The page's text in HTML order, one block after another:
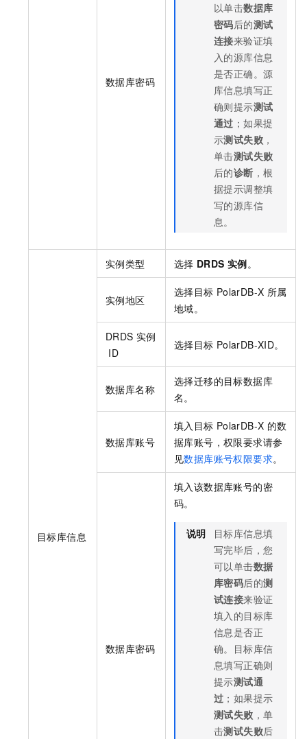
数据库密码
以单击数据库
密码后的测试
连接来验证填
入的源库信息
是否正确。源
库信息填写正
确则提示测试
通过 ；如果提
示测试失败 ，
单击测试失败
后的诊断 ，根
据提示调整填
写的源库信
息。
目标库信息
实例类型 选择 DRDS 实例。
实例地区
选择目标 PolarDB-X 所属
地域。
DRDS 实例
ID
选择目标 PolarDB-XID。
数据库名称
选择迁移的目标数据库
名。
数据库账号
填入目标 PolarDB-X 的数
据库账号，权限要求请参
见数据库账号权限要求。
数据库密码
填入该数据库账号的密
码。
说明
目标库信息填
写完毕后，您
可以单击数据
库密码后的测
试连接来验证
填入的目标库
信息是否正
确。目标库信
息填写正确则
提示测试通
过 ；如果提示
测试失败 ，单
击测试失败后